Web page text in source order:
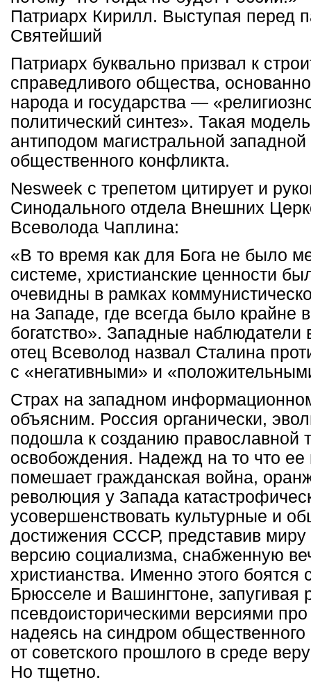
Патриарх Кирилл. Выступая перед
Святейший
Патриарх буквально призвал к
справедливого общества,
народа и государства —
политический синтез». Такая
антиподом магистральной
общественного конфликта.
Nesweek с трепетом цитирует и
Синодального отдела Внешних
Всеволода Чаплина:
«В то время как для Бога не было
системе, христианские ценности
очевидны в рамках
на Западе, где всегда было крайне
богатство». Западные
отец Всеволод назвал Сталина
с «негативными» и
Страх на западном
объясним. Россия органически,
подошла к созданию православной
освобождения. Надежд на то что
помешает гражданская война,
революция у Запада
усовершенствовать культурные и
достижения СССР, представив
версию социализма, снабженную
христианства. Именно этого боятся
Брюсселе и Вашингтоне,
псевдоисторическими версиями
надеясь на синдром общественного
от советского прошлого в среде
Но тщетно.